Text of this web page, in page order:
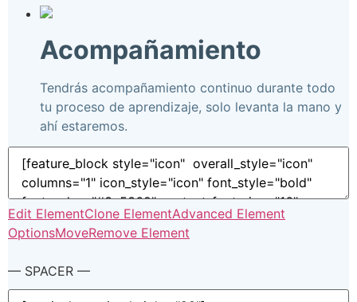
Acompañamiento
Tendrás acompañamiento continuo durante todo
tu proceso de aprendizaje, solo levanta la mano y
ahí estaremos.
Edit ElementClone ElementAdvanced Element
OptionsMoveRemove Element
— SPACER —